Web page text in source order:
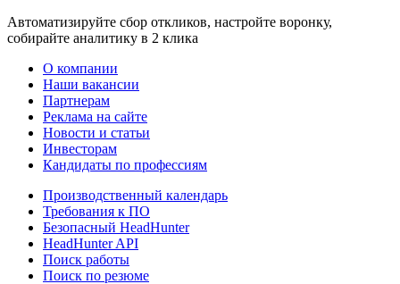
Автоматизируйте сбор откликов, настройте воронку,
собирайте аналитику в 2 клика
О компании
Наши вакансии
Партнерам
Реклама на сайте
Новости и статьи
Инвесторам
Кандидаты по профессиям
Производственный календарь
Требования к ПО
Безопасный HeadHunter
HeadHunter API
Поиск работы
Поиск по резюме